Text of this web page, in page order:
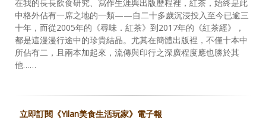
在我的長長飲食研究、寫作生涯與出版歷程裡，紅茶，始終是此
中格外佔有一席之地的一類——自二十多歲沉浸投入至今已逾三
十年，而從2005年的《尋味．紅茶》到2017年的《紅茶經》，
都是這漫漫行途中的珍貴結晶。尤其在簡體出版裡，不僅十本中
所佔有二，且兩本加起來，流傳與印行之深廣程度應也勝於其
他……
立即訂閱《Yilan美食生活玩家》電子報